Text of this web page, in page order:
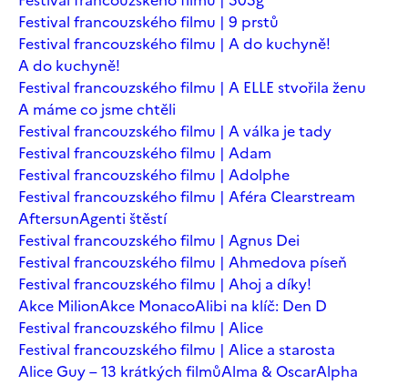
Festival francouzského filmu | 9 prstů
Festival francouzského filmu | A do kuchyně!
A do kuchyně!
Festival francouzského filmu | A ELLE stvořila ženu
A máme co jsme chtěli
Festival francouzského filmu | A válka je tady
Festival francouzského filmu | Adam
Festival francouzského filmu | Adolphe
Festival francouzského filmu | Aféra Clearstream
AftersunAgenti štěstí
Festival francouzského filmu | Agnus Dei
Festival francouzského filmu | Ahmedova píseň
Festival francouzského filmu | Ahoj a díky!
Akce MilionAkce MonacoAlibi na klíč: Den D
Festival francouzského filmu | Alice
Festival francouzského filmu | Alice a starosta
Alice Guy – 13 krátkých filmůAlma & OscarAlpha